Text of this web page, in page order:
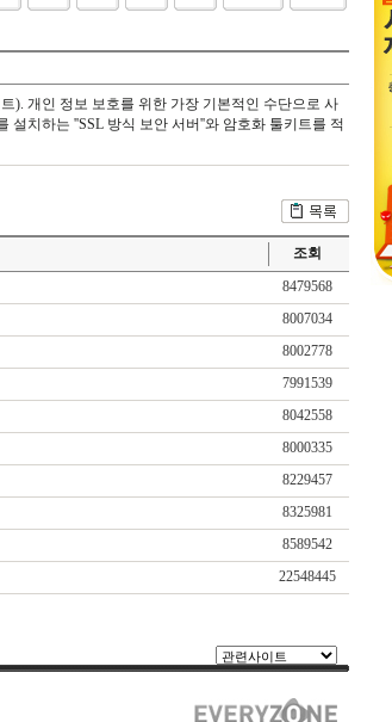
). 개인 정보 보호를 위한 가장 기본적인 수단으로 사
설치하는 ''SSL 방식 보안 서버''와 암호화 툴키트를 적
조회
8479568
8007034
8002778
7991539
8042558
8000335
8229457
8325981
8589542
22548445